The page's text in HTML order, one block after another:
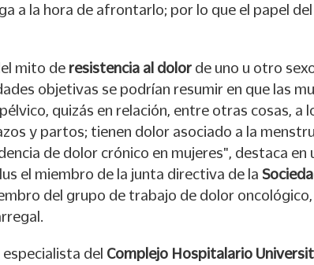
a la hora de afrontarlo; por lo que el papel
mito de resistencia al dolor de uno u otro
objetivas se podrían resumir en que las
quizás en relación, entre otras cosas, a
y partos; tienen dolor asociado a la
de dolor crónico en mujeres", destaca en
el miembro de la junta directiva de la
del grupo de trabajo de dolor
del Complejo Hospitalario